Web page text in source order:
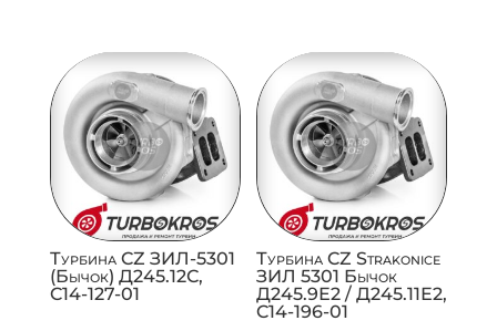
Турбина CZ ЗИЛ-5301
(Бычок) Д245.12С,
C14-127-01
Турбина CZ Strakonice
ЗИЛ 5301 Бычок
Д245.9Е2 / Д245.11Е2,
C14-196-01